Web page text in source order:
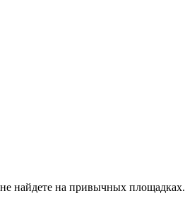
найдете на привычных площадках.